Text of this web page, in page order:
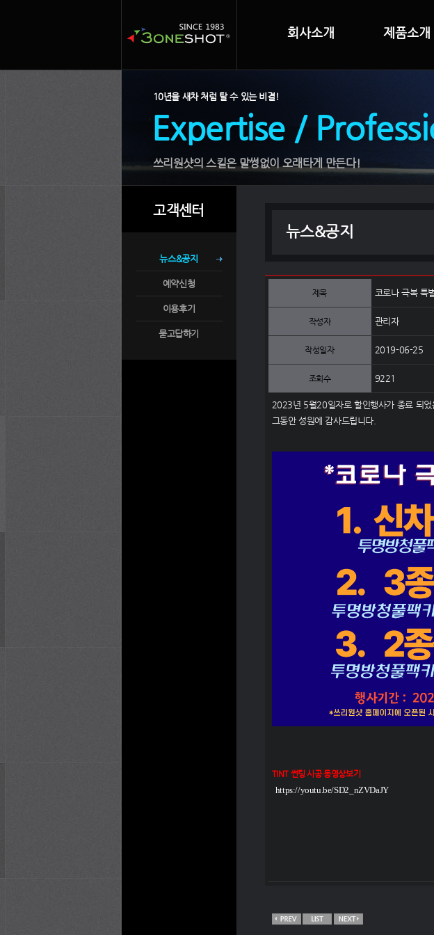
회사소개 제품소개
10년을 새차 처럼 탈 수 있는 비결!
Expertise /
쓰리원샷의 스킬은 말썽없이 오래타게 만든다!
고객센터
뉴스&공지
예약신청
이용후기
묻고답하기
뉴스&공지
제목 코로나 극복 특
작성자 관리자
작성일자 2019-06-25
조회수 9221
2023년 5월20일자로 할인행사가 종료 되었
그동안 성원에 감사드립니다.
TINT 썬팅 시공 동영상보기
https://youtu.be/SD2_nZVDaJY